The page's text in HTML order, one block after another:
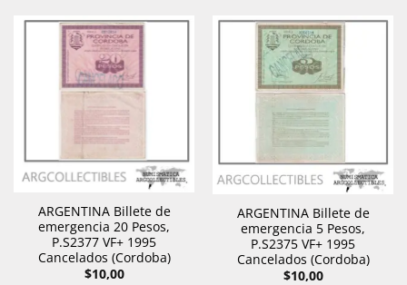
ARGENTINA Billete de
emergencia 20 Pesos,
P.S2377 VF+ 1995
Cancelados (Cordoba)
$10,00
ARGENTINA Billete de
emergencia 5 Pesos,
P.S2375 VF+ 1995
Cancelados (Cordoba)
$10,00